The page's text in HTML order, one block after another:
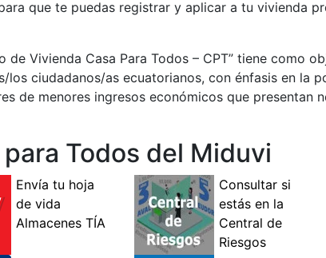
que te puedas registrar y aplicar a tu vivienda
de Vivienda Casa Para Todos – CPT” tiene como
los ciudadanos/as ecuatorianos, con énfasis en la
de menores ingresos económicos que presentan
Todos del Miduvi